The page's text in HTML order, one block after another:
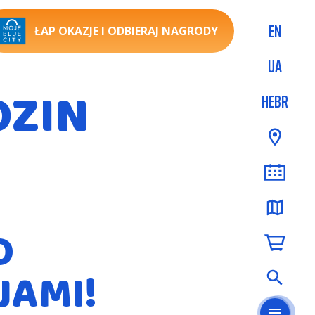
ŁAP OKAZJE I ODBIERAJ NAGRODY
EN
UA
HEBR